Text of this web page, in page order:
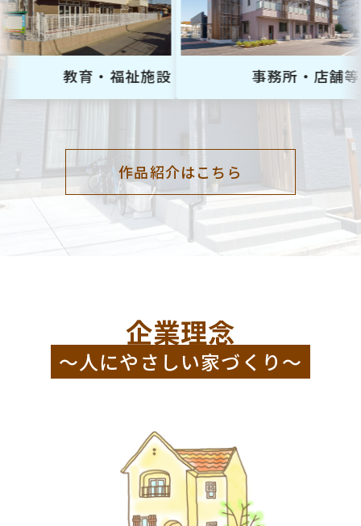
教育・福祉施設 事務所・店舗等
作品紹介はこちら
企業理念
～人にやさしい家づくり～